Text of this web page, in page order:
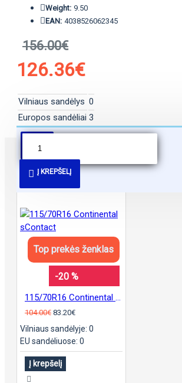
Weight: 9.50
EAN: 4038526062345
156.00€
126.36€
Vilniaus sandėlys 0
Europos sandėliai 3
Į KREPŠELĮ
PANAŠŪS PASIŪLYMAI
Top prekės ženklas
-20 %
104.00€ 83.20€
Vilniaus sandėlyje: 0
EU sandėliuose: 0
Į krepšelį